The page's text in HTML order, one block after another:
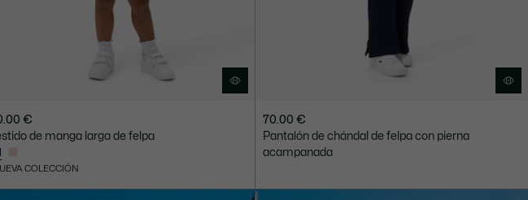
€
de manga larga de felpa
COLECCIÓN
70.00 €
Pantalón de chándal de felpa con pierna
acampanada